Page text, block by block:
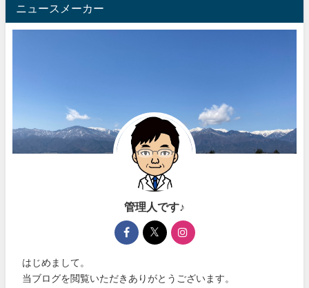
ニュースメーカー
管理人です♪
はじめまして。
当ブログを閲覧いただきありがとうございます。